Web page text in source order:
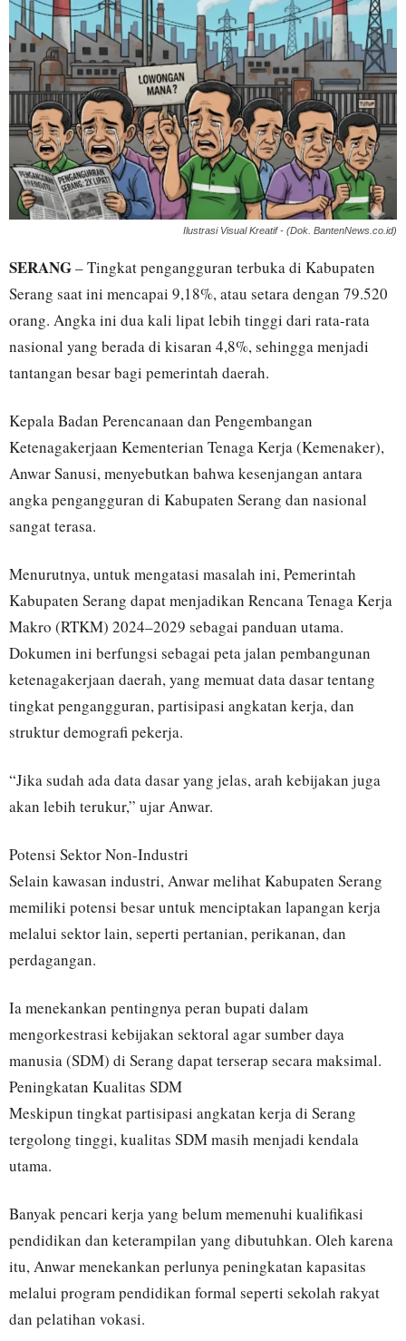
Ilustrasi Visual Kreatif - (Dok. BantenNews.co.id)
SERANG– Tingkat pengangguran terbuka di Kabupaten
Serang saat ini mencapai 9,18%, atau setara dengan 79.520
orang. Angka ini dua kali lipat lebih tinggi dari rata-rata
nasional yang berada di kisaran 4,8%, sehingga menjadi
tantangan besar bagi pemerintah daerah.
Kepala Badan Perencanaan dan Pengembangan
Ketenagakerjaan Kementerian Tenaga Kerja (Kemenaker),
Anwar Sanusi, menyebutkan bahwa kesenjangan antara
angka pengangguran di Kabupaten Serang dan nasional
sangat terasa.
Menurutnya, untuk mengatasi masalah ini, Pemerintah
Kabupaten Serang dapat menjadikan Rencana Tenaga Kerja
Makro (RTKM) 2024–2029 sebagai panduan utama.
Dokumen ini berfungsi sebagai peta jalan pembangunan
ketenagakerjaan daerah, yang memuat data dasar tentang
tingkat pengangguran, partisipasi angkatan kerja, dan
struktur demografi pekerja.
“Jika sudah ada data dasar yang jelas, arah kebijakan juga
akan lebih terukur,” ujar Anwar.
Potensi Sektor Non-Industri
Selain kawasan industri, Anwar melihat Kabupaten Serang
memiliki potensi besar untuk menciptakan lapangan kerja
melalui sektor lain, seperti pertanian, perikanan, dan
perdagangan.
Ia menekankan pentingnya peran bupati dalam
mengorkestrasi kebijakan sektoral agar sumber daya
manusia (SDM) di Serang dapat terserap secara maksimal.
Peningkatan Kualitas SDM
Meskipun tingkat partisipasi angkatan kerja di Serang
tergolong tinggi, kualitas SDM masih menjadi kendala
utama.
Banyak pencari kerja yang belum memenuhi kualifikasi
pendidikan dan keterampilan yang dibutuhkan. Oleh karena
itu, Anwar menekankan perlunya peningkatan kapasitas
melalui program pendidikan formal seperti sekolah rakyat
dan pelatihan vokasi.